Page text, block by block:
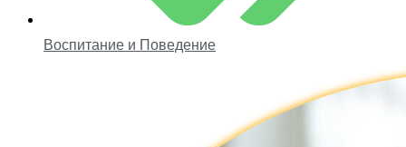
Воспитание и Поведение